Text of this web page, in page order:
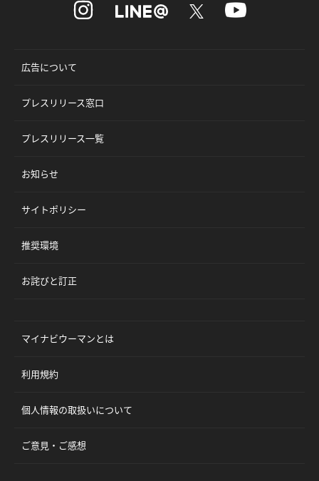
広告について
プレスリリース窓口
プレスリリース一覧
お知らせ
サイトポリシー
推奨環境
お詫びと訂正
マイナビウーマンとは
利用規約
個人情報の取扱いについて
ご意見・ご感想